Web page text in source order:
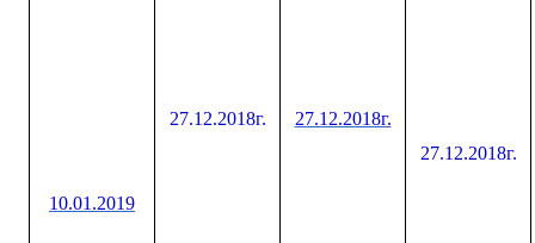
10.01.2019
27.12.2018г. 27.12.2018г.
27.12.2018г.